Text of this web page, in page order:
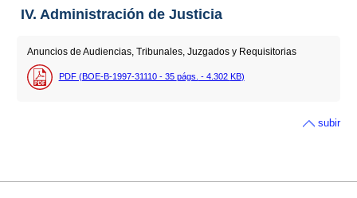
IV. Administración de Justicia
Anuncios de Audiencias, Tribunales, Juzgados y Requisitorias
PDF (BOE-B-1997-31110 - 35 págs. - 4.302 KB)
subir